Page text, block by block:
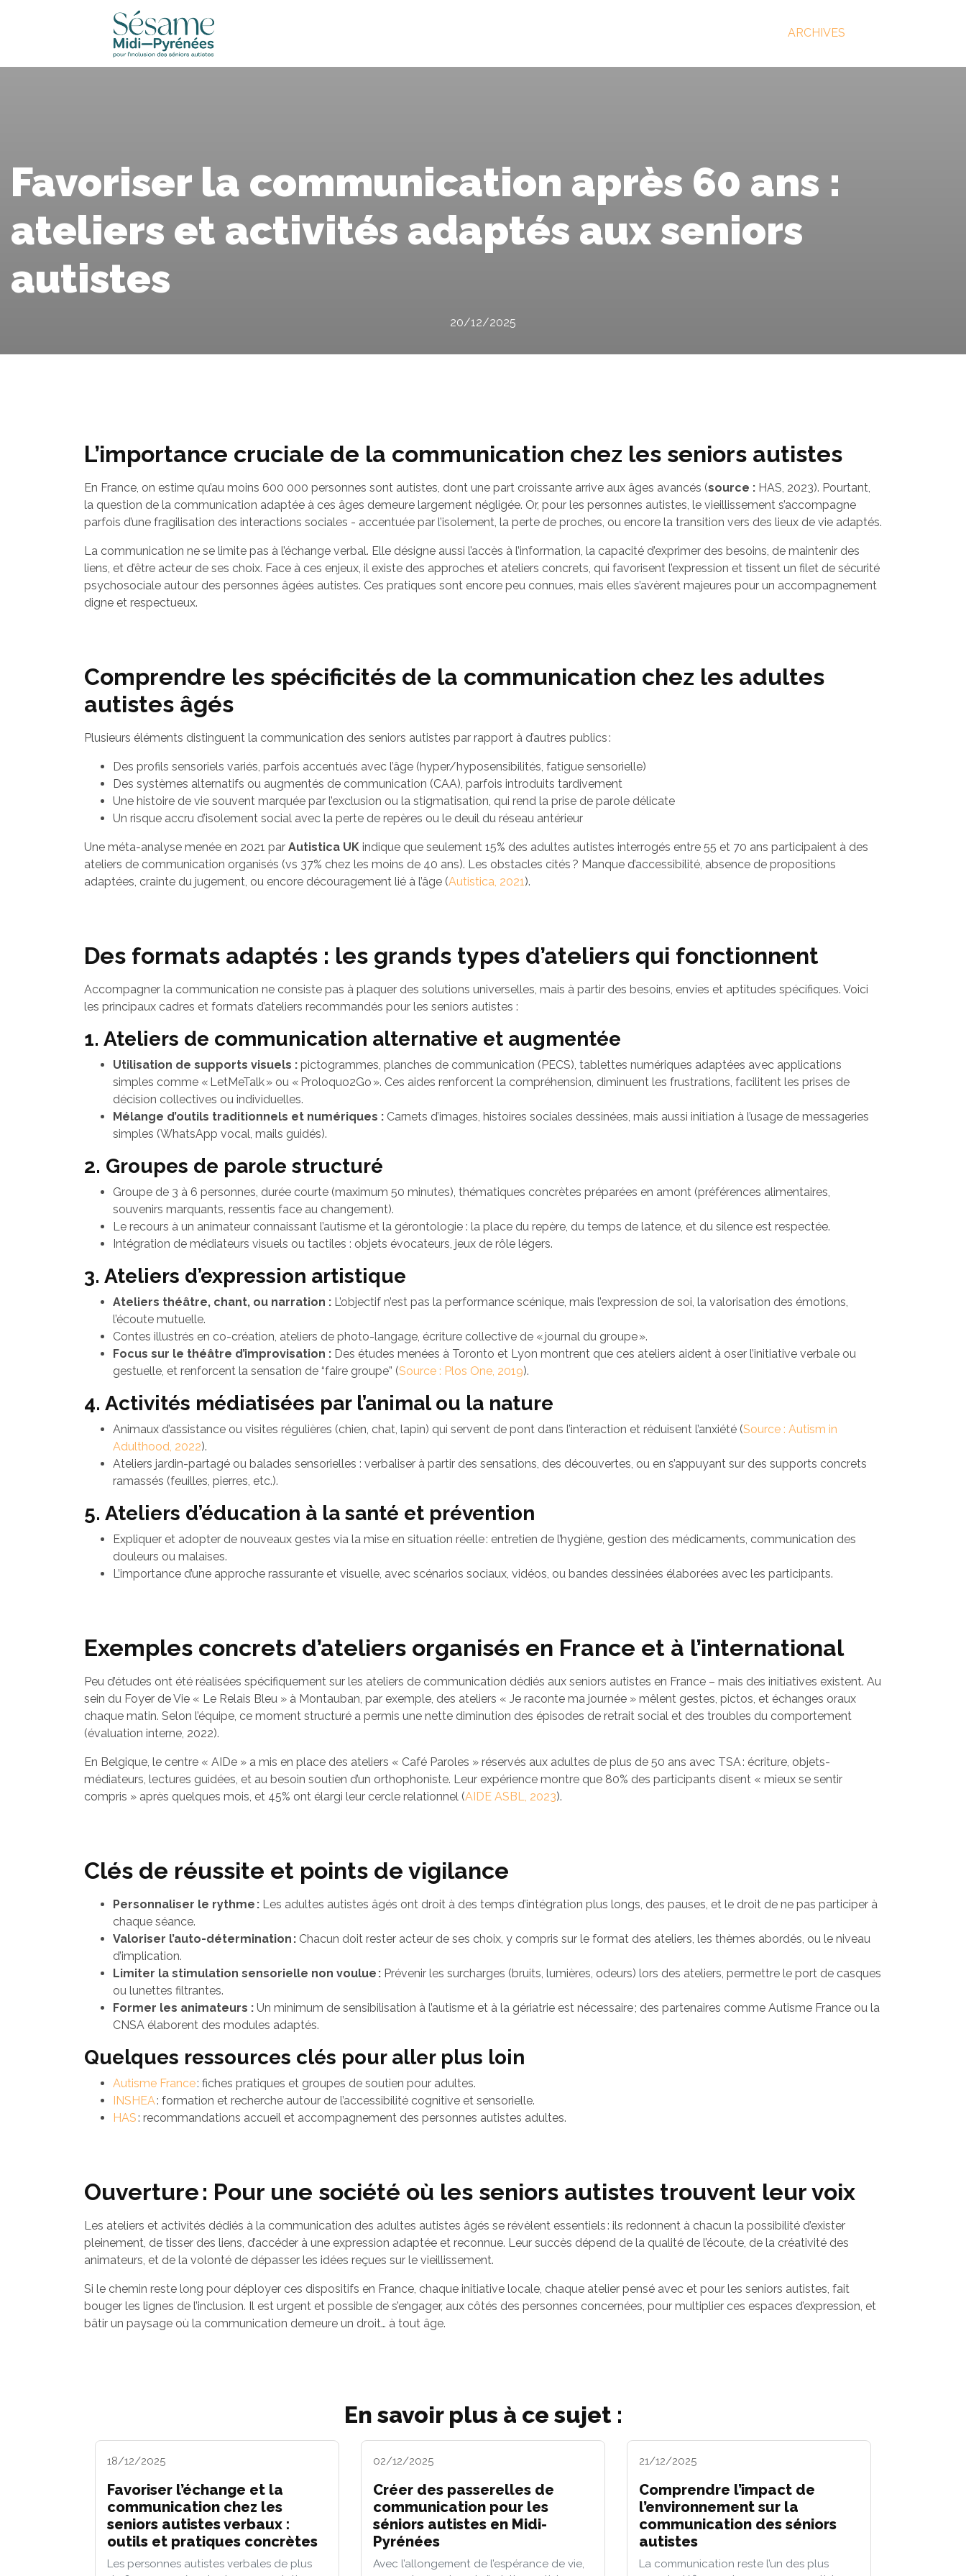
ARCHIVES
Favoriser la communication après 60 ans :
ateliers et activités adaptés aux seniors
autistes
20/12/2025
L’importance cruciale de la communication chez les seniors autistes
En France, on estime qu’au moins 600 000 personnes sont autistes, dont une part croissante arrive aux âges avancés (source : HAS, 2023). Pourtant,
la question de la communication adaptée à ces âges demeure largement négligée. Or, pour les personnes autistes, le vieillissement s’accompagne
parfois d’une fragilisation des interactions sociales - accentuée par l’isolement, la perte de proches, ou encore la transition vers des lieux de vie adaptés.
La communication ne se limite pas à l’échange verbal. Elle désigne aussi l’accès à l’information, la capacité d’exprimer des besoins, de maintenir des
liens, et d’être acteur de ses choix. Face à ces enjeux, il existe des approches et ateliers concrets, qui favorisent l’expression et tissent un filet de sécurité
psychosociale autour des personnes âgées autistes. Ces pratiques sont encore peu connues, mais elles s’avèrent majeures pour un accompagnement
digne et respectueux.
Comprendre les spécificités de la communication chez les adultes
autistes âgés
Plusieurs éléments distinguent la communication des seniors autistes par rapport à d’autres publics :
Des profils sensoriels variés, parfois accentués avec l’âge (hyper/hyposensibilités, fatigue sensorielle)
Des systèmes alternatifs ou augmentés de communication (CAA), parfois introduits tardivement
Une histoire de vie souvent marquée par l’exclusion ou la stigmatisation, qui rend la prise de parole délicate
Un risque accru d’isolement social avec la perte de repères ou le deuil du réseau antérieur
Une méta-analyse menée en 2021 par Autistica UK indique que seulement 15% des adultes autistes interrogés entre 55 et 70 ans participaient à des
ateliers de communication organisés (vs 37% chez les moins de 40 ans). Les obstacles cités ? Manque d’accessibilité, absence de propositions
adaptées, crainte du jugement, ou encore découragement lié à l’âge (Autistica, 2021).
Des formats adaptés : les grands types d’ateliers qui fonctionnent
Accompagner la communication ne consiste pas à plaquer des solutions universelles, mais à partir des besoins, envies et aptitudes spécifiques. Voici
les principaux cadres et formats d’ateliers recommandés pour les seniors autistes :
1. Ateliers de communication alternative et augmentée
Utilisation de supports visuels : pictogrammes, planches de communication (PECS), tablettes numériques adaptées avec applications
simples comme « LetMeTalk » ou « Proloquo2Go ». Ces aides renforcent la compréhension, diminuent les frustrations, facilitent les prises de
décision collectives ou individuelles.
Mélange d’outils traditionnels et numériques : Carnets d’images, histoires sociales dessinées, mais aussi initiation à l’usage de messageries
simples (WhatsApp vocal, mails guidés).
2. Groupes de parole structuré
Groupe de 3 à 6 personnes, durée courte (maximum 50 minutes), thématiques concrètes préparées en amont (préférences alimentaires,
souvenirs marquants, ressentis face au changement).
Le recours à un animateur connaissant l’autisme et la gérontologie : la place du repère, du temps de latence, et du silence est respectée.
Intégration de médiateurs visuels ou tactiles : objets évocateurs, jeux de rôle légers.
3. Ateliers d’expression artistique
Ateliers théâtre, chant, ou narration : L’objectif n’est pas la performance scénique, mais l’expression de soi, la valorisation des émotions,
l’écoute mutuelle.
Contes illustrés en co-création, ateliers de photo-langage, écriture collective de « journal du groupe ».
Focus sur le théâtre d’improvisation : Des études menées à Toronto et Lyon montrent que ces ateliers aident à oser l’initiative verbale ou
gestuelle, et renforcent la sensation de “faire groupe” (Source : Plos One, 2019).
4. Activités médiatisées par l’animal ou la nature
Animaux d’assistance ou visites régulières (chien, chat, lapin) qui servent de pont dans l’interaction et réduisent l’anxiété (Source : Autism in
Adulthood, 2022).
Ateliers jardin-partagé ou balades sensorielles : verbaliser à partir des sensations, des découvertes, ou en s’appuyant sur des supports concrets
ramassés (feuilles, pierres, etc.).
5. Ateliers d’éducation à la santé et prévention
Expliquer et adopter de nouveaux gestes via la mise en situation réelle : entretien de l’hygiène, gestion des médicaments, communication des
douleurs ou malaises.
L’importance d’une approche rassurante et visuelle, avec scénarios sociaux, vidéos, ou bandes dessinées élaborées avec les participants.
Exemples concrets d’ateliers organisés en France et à l’international
Peu d’études ont été réalisées spécifiquement sur les ateliers de communication dédiés aux seniors autistes en France – mais des initiatives existent. Au
sein du Foyer de Vie « Le Relais Bleu » à Montauban, par exemple, des ateliers « Je raconte ma journée » mêlent gestes, pictos, et échanges oraux
chaque matin. Selon l’équipe, ce moment structuré a permis une nette diminution des épisodes de retrait social et des troubles du comportement
(évaluation interne, 2022).
En Belgique, le centre « AIDe » a mis en place des ateliers « Café Paroles » réservés aux adultes de plus de 50 ans avec TSA : écriture, objets-
médiateurs, lectures guidées, et au besoin soutien d’un orthophoniste. Leur expérience montre que 80% des participants disent « mieux se sentir
compris » après quelques mois, et 45% ont élargi leur cercle relationnel (AIDE ASBL, 2023).
Clés de réussite et points de vigilance
Personnaliser le rythme : Les adultes autistes âgés ont droit à des temps d’intégration plus longs, des pauses, et le droit de ne pas participer à
chaque séance.
Valoriser l’auto-détermination : Chacun doit rester acteur de ses choix, y compris sur le format des ateliers, les thèmes abordés, ou le niveau
d’implication.
Limiter la stimulation sensorielle non voulue : Prévenir les surcharges (bruits, lumières, odeurs) lors des ateliers, permettre le port de casques
ou lunettes filtrantes.
Former les animateurs : Un minimum de sensibilisation à l’autisme et à la gériatrie est nécessaire ; des partenaires comme Autisme France ou la
CNSA élaborent des modules adaptés.
Quelques ressources clés pour aller plus loin
Autisme France: fiches pratiques et groupes de soutien pour adultes.
INSHEA: formation et recherche autour de l’accessibilité cognitive et sensorielle.
HAS: recommandations accueil et accompagnement des personnes autistes adultes.
Ouverture : Pour une société où les seniors autistes trouvent leur voix
Les ateliers et activités dédiés à la communication des adultes autistes âgés se révèlent essentiels : ils redonnent à chacun la possibilité d’exister
pleinement, de tisser des liens, d’accéder à une expression adaptée et reconnue. Leur succès dépend de la qualité de l’écoute, de la créativité des
animateurs, et de la volonté de dépasser les idées reçues sur le vieillissement.
Si le chemin reste long pour déployer ces dispositifs en France, chaque initiative locale, chaque atelier pensé avec et pour les seniors autistes, fait
bouger les lignes de l’inclusion. Il est urgent et possible de s’engager, aux côtés des personnes concernées, pour multiplier ces espaces d’expression, et
bâtir un paysage où la communication demeure un droit… à tout âge.
En savoir plus à ce sujet :
18/12/2025
Favoriser l’échange et la
communication chez les
seniors autistes verbaux :
outils et pratiques concrètes
Les personnes autistes verbales de plus
02/12/2025
Créer des passerelles de
communication pour les
séniors autistes en Midi-
Pyrénées
Avec l’allongement de l’espérance de vie,
21/12/2025
Comprendre l’impact de
l’environnement sur la
communication des séniors
autistes
La communication reste l’un des plus